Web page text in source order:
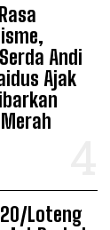
Andi
Ajak
Loteng